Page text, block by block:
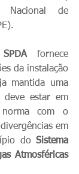
Nacional de
fornece
da instalação
mantida uma
deve estar em
com o
em
do Sistema
Atmosféricas